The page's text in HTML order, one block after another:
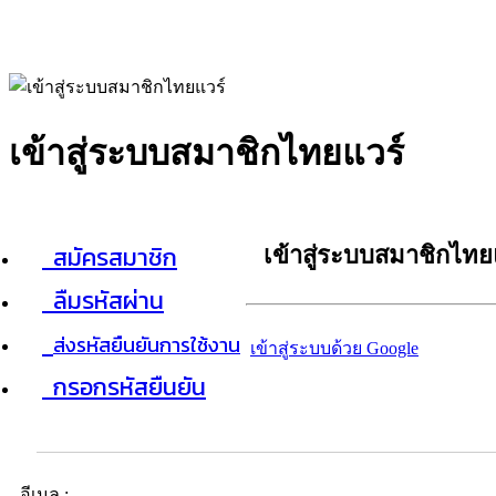
เข้าสู่ระบบสมาชิกไทยแวร์
สมัครสมาชิก
ลืมรหัสผ่าน
ส่งรหัสยืนยันการใช้งาน
กรอกรหัสยืนยัน
เข้าสู่ระบบสมาชิกไท
เข้าสู่ระบบด้วย Google